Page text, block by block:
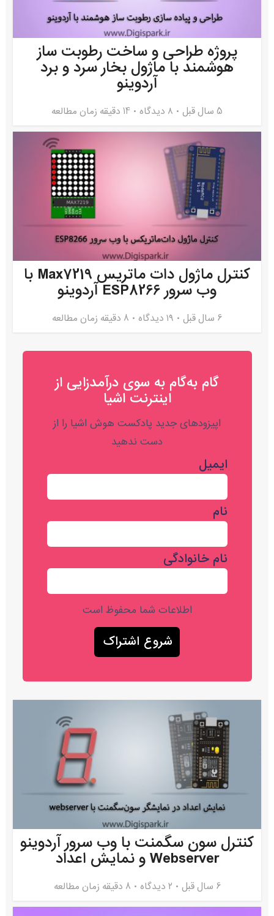
پروژه طراحی و ساخت رطوبت ساز
هوشمند با ماژول بخار سرد و برد
آردوینو
5 سال قبل ۸ دیدگاه 14 دقیقه زمان مطالعه
کنترل ماژول دات ماتریس Max7219 با
وب‌ سرور ESP8266 آردوینو
6 سال قبل ۱۹ دیدگاه 8 دقیقه زمان مطالعه
گام به‌گام به‌ سوی درآمدزایی از
اینترنت اشیا
اپیزودهای جدید پادکست هوش اشیا را از
دست ندهید
ایمیل
نام
نام خانوادگی
اطلاعات شما محفوظ است
کنترل سون سگمنت با وب سرور آردوینو
Webserver و نمایش اعداد
6 سال قبل ۲ دیدگاه 8 دقیقه زمان مطالعه